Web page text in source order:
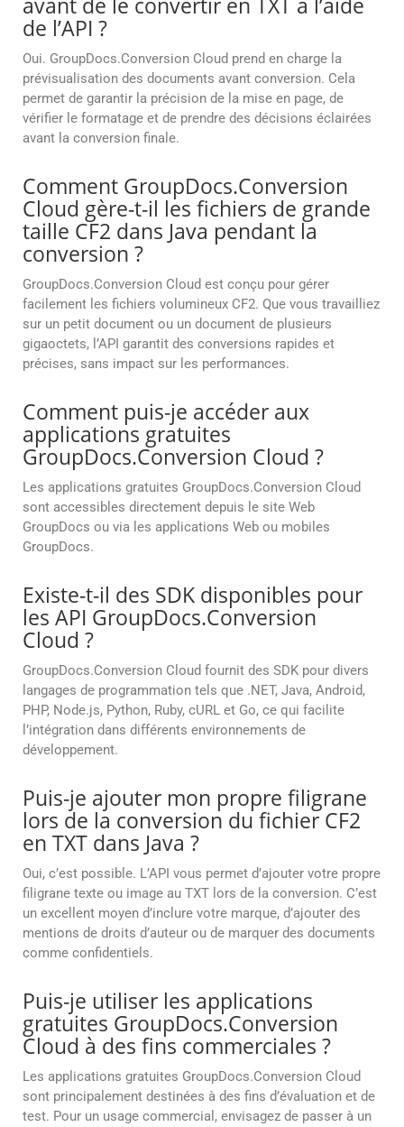
de l’API ?
Oui. GroupDocs.Conversion Cloud prend en charge la
prévisualisation des documents avant conversion. Cela
permet de garantir la précision de la mise en page, de
vérifier le formatage et de prendre des décisions éclairées
avant la conversion finale.
Comment GroupDocs.Conversion
Cloud gère-t-il les fichiers de grande
taille CF2 dans Java pendant la
conversion ?
GroupDocs.Conversion Cloud est conçu pour gérer
facilement les fichiers volumineux CF2. Que vous travailliez
sur un petit document ou un document de plusieurs
gigaoctets, l’API garantit des conversions rapides et
précises, sans impact sur les performances.
Comment puis-je accéder aux
applications gratuites
GroupDocs.Conversion Cloud ?
Les applications gratuites GroupDocs.Conversion Cloud
sont accessibles directement depuis le site Web
GroupDocs ou via les applications Web ou mobiles
GroupDocs.
Existe-t-il des SDK disponibles pour
les API GroupDocs.Conversion
Cloud ?
GroupDocs.Conversion Cloud fournit des SDK pour divers
langages de programmation tels que .NET, Java, Android,
PHP, Node.js, Python, Ruby, cURL et Go, ce qui facilite
l’intégration dans différents environnements de
développement.
Puis-je ajouter mon propre filigrane
lors de la conversion du fichier CF2
en TXT dans Java ?
Oui, c’est possible. L’API vous permet d’ajouter votre propre
filigrane texte ou image au TXT lors de la conversion. C’est
un excellent moyen d’inclure votre marque, d’ajouter des
mentions de droits d’auteur ou de marquer des documents
comme confidentiels.
Puis-je utiliser les applications
gratuites GroupDocs.Conversion
Cloud à des fins commerciales ?
Les applications gratuites GroupDocs.Conversion Cloud
sont principalement destinées à des fins d’évaluation et de
test. Pour un usage commercial, envisagez de passer à un